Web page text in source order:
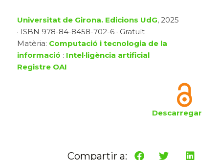
Universitat de Girona. Edicions UdG, 2025
· ISBN 978-84-8458-702-6 · Gratuït
Matèria: Computació i tecnologia de la
informació : Intel·ligència artificial
Registre OAI
Descarregar
Compartir a: